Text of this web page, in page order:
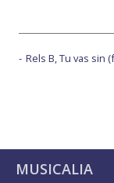
Rels B, Tu vas sin
MUSICALIA